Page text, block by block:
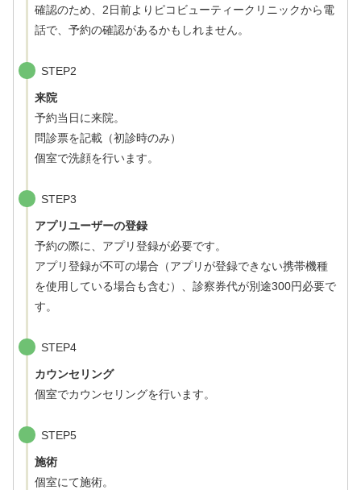
確認のため、2日前よりピコビューティークリニックから電
話で、予約の確認があるかもしれません。
STEP2
来院
予約当日に来院。
問診票を記載（初診時のみ）
個室で洗顔を行います。
STEP3
アプリユーザーの登録
予約の際に、アプリ登録が必要です。
アプリ登録が不可の場合（アプリが登録できない携帯機種
を使用している場合も含む）、診察券代が別途300円必要で
す。
STEP4
カウンセリング
個室でカウンセリングを行います。
STEP5
施術
個室にて施術。